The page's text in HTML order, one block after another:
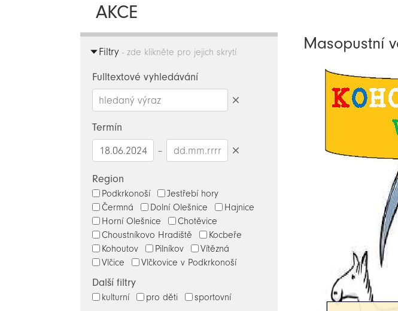
AKCE
Filtry - zde klikněte pro jejich skrytí
Fulltextové vyhledávání
Termín
–
Region
Podkrkonoší
Jestřebí hory
Čermná
Dolní Olešnice
Hajnice
Horní Olešnice
Chotěvice
Choustníkovo Hradiště
Kocbeře
Kohoutov
Pilníkov
Vítězná
Vlčice
Vlčkovice v Podkrkonoší
Další filtry
kulturní pro děti sportovní
Masopustní